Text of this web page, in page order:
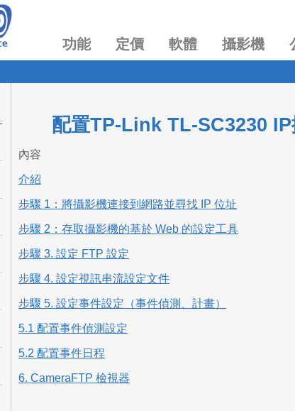
功能 定價 軟體 攝影機
配置TP-Link TL-SC3230
內容
介紹
步驟 1：將攝影機連接到網路並尋找 IP 位址
步驟 2：存取攝影機的基於 Web 的設定工具
步驟 3. 設定 FTP 設定
步驟 4. 設定視訊串流設定文件
步驟 5. 設定事件設定（事件偵測、計畫）
5.1 配置事件偵測設定
5.2 配置事件日程
6. CameraFTP 檢視器